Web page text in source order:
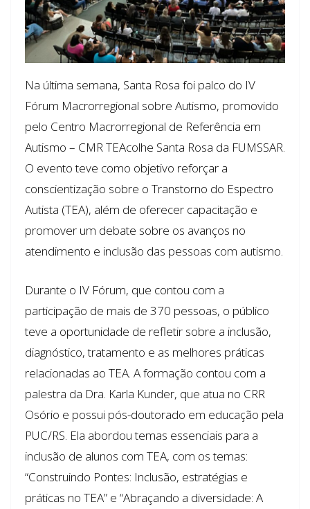
Na última semana, Santa Rosa foi palco do IV
Fórum Macrorregional sobre Autismo, promovido
pelo Centro Macrorregional de Referência em
Autismo – CMR TEAcolhe Santa Rosa da FUMSSAR.
O evento teve como objetivo reforçar a
conscientização sobre o Transtorno do Espectro
Autista (TEA), além de oferecer capacitação e
promover um debate sobre os avanços no
atendimento e inclusão das pessoas com autismo.
Durante o IV Fórum, que contou com a
participação de mais de 370 pessoas, o público
teve a oportunidade de refletir sobre a inclusão,
diagnóstico, tratamento e as melhores práticas
relacionadas ao TEA. A formação contou com a
palestra da Dra. Karla Kunder, que atua no CRR
Osório e possui pós-doutorado em educação pela
PUC/RS. Ela abordou temas essenciais para a
inclusão de alunos com TEA, com os temas:
“Construindo Pontes: Inclusão, estratégias e
práticas no TEA” e “Abraçando a diversidade: A